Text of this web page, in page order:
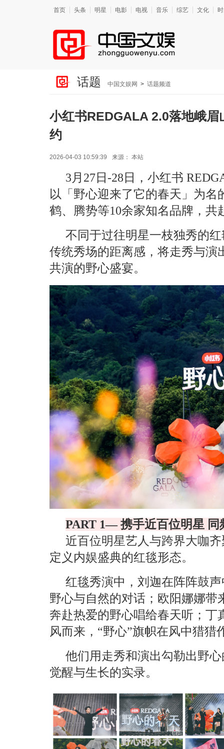
首页 头条 明星 电影 电视 音乐 综艺 文化
话题 中国文娱网 > 话题频道
小红书REDGALA 2.0落地峨
约
2026-04-03 10:59:39 来源： 本站
3月27日-28日，小红书
以「野心迎来了它的春天」为
鹤、腾势等10余家知名品牌，共
不同于过往明星一枝独秀的
传统秀场的距离感，将走秀与演
共演的野心盛宴。
PART 1— 携手近百位明星 同
近百位明星艺人与跨界大咖
定义内娱盛典的红毯形态。
红毯秀演中，刘迦在阵阵鼓
野心与自然的对话；欧阳娜娜
奔赴热爱的野心唱给春天听；丁
风而来，“野心”旗帜在风中猎
他们用走秀和演出勾勒出野
觉醒与生长的实录。